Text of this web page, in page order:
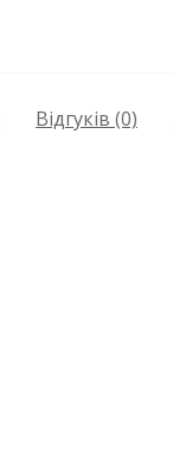
Відгуків (0)